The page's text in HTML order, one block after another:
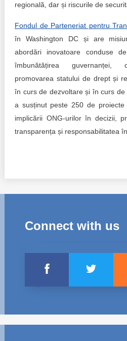
regională, dar și riscurile de
Fondul de Parteneriat pentru
în Washington DC și are
abordări inovatoare conduse
îmbunătățirea guvernanței,
promovarea statului de drept și
în curs de dezvoltare și în curs
a susținut peste 250 de proiecte
implicării ONG-urilor în decizii,
transparența și responsabilitatea
Connect with us